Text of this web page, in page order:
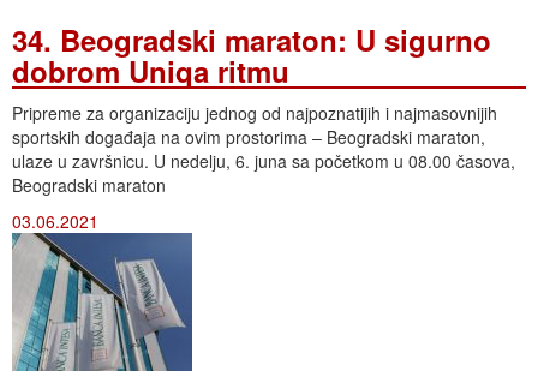
34. Beogradski maraton: U sigurno
dobrom Uniqa ritmu
Pripreme za organizaciju jednog od najpoznatijih i najmasovnijih
sportskih događaja na ovim prostorima – Beogradski maraton,
ulaze u završnicu. U nedelju, 6. juna sa početkom u 08.00 časova,
Beogradski maraton
03.06.2021